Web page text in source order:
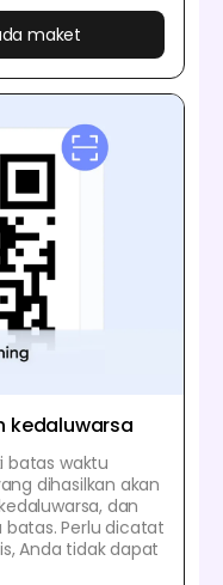
maket
kedaluwarsa
batas waktu
dihasilkan akan
dan
Perlu dicatat
Anda tidak dapat